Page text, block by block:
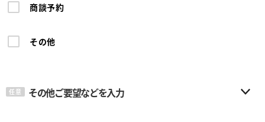
商談予約
その他
任意 その他ご要望などを入力